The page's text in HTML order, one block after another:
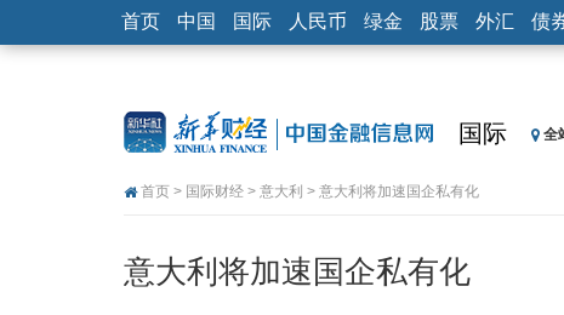
首页 中国 国际 人民币 绿金 股票 外汇 债
国际 全
首页 > 国际财经 > 意大利 > 意大利将加速国企私有化
意大利将加速国企私有化